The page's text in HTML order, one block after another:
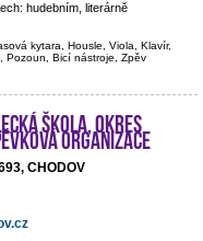
hudebním, literárně
kytara, Housle, Viola, Klavír,
Pozoun, Bicí nástroje, Zpěv
škola, okres
organizace
CHODOV